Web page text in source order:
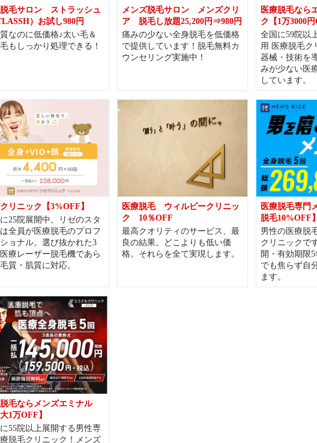
毛サロン ストラッシュ
）お試し980円
なのに低価格♪太い毛＆
もしっかり処理できる！
メンズ脱毛サロン メンズクリ
ア 脱毛し放題25,200円⇒980円
痛みの少ない全身脱毛を低価格
で提供しています！脱毛無料カ
ウンセリング実施中！
医療脱毛なら
ク【1万3000円
全国に59院以
用 医療脱毛ク
器械・技術を
みが少ない医
しています。
リニック【3%OFF】
25院展開中。リゼのスタ
全員が医療脱毛のプロフ
ョナル。選び抜かれた3
療レーザー脱毛機であら
質・肌質に対応。
医療脱毛 ウィルビークリニッ
ク 10％OFF
最高クオリティのサービス、最
良の結果。 どこよりも低い価
格。 それらを全て実現します。
医療脱毛専門
脱毛10%OFF】
男性の医療脱
クリニックで
開・有効期限
でも焦らず自
ます。
毛ならメンズエミナル
大1万OFF】
55院以上展開する男性専
脱毛クリニック！メンズ